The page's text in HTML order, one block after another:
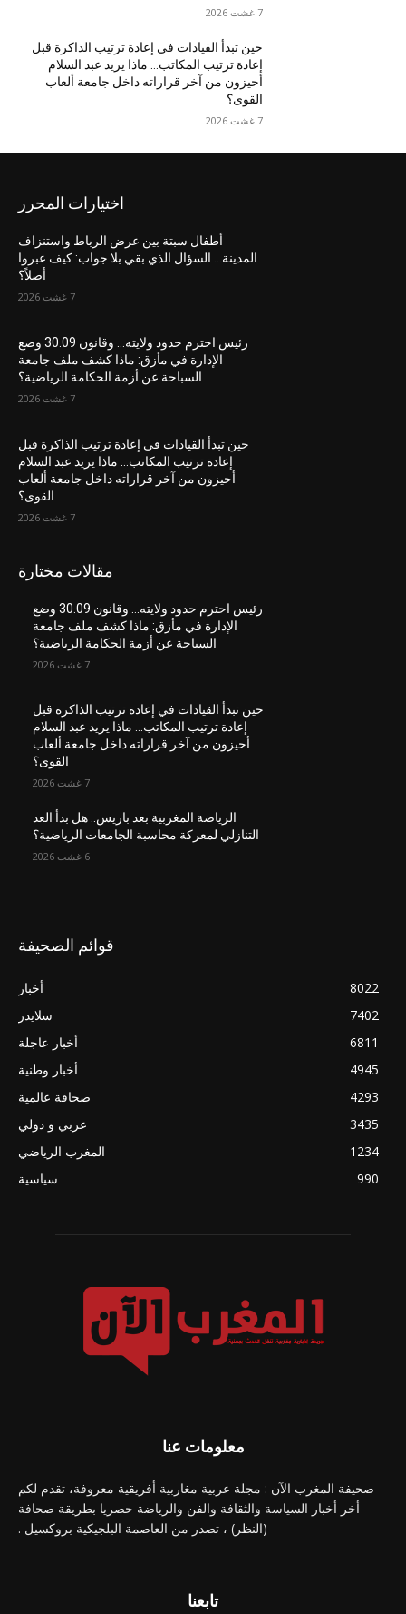
7 غشت 2026
حين تبدأ القيادات في إعادة ترتيب الذاكرة قبل
إعادة ترتيب المكاتب… ماذا يريد عبد السلام
أحيزون من آخر قراراته داخل جامعة ألعاب
القوى؟
7 غشت 2026
اختيارات المحرر
أطفال سبتة بين عرض الرباط واستنزاف
المدينة… السؤال الذي بقي بلا جواب: كيف عبروا
أصلاً؟
7 غشت 2026
رئيس احترم حدود ولايته… وقانون 30.09 وضع
الإدارة في مأزق: ماذا كشف ملف جامعة
السباحة عن أزمة الحكامة الرياضية؟
7 غشت 2026
حين تبدأ القيادات في إعادة ترتيب الذاكرة قبل
إعادة ترتيب المكاتب… ماذا يريد عبد السلام
أحيزون من آخر قراراته داخل جامعة ألعاب
القوى؟
7 غشت 2026
مقالات مختارة
رئيس احترم حدود ولايته… وقانون 30.09 وضع
الإدارة في مأزق: ماذا كشف ملف جامعة
السباحة عن أزمة الحكامة الرياضية؟
7 غشت 2026
حين تبدأ القيادات في إعادة ترتيب الذاكرة قبل
إعادة ترتيب المكاتب… ماذا يريد عبد السلام
أحيزون من آخر قراراته داخل جامعة ألعاب
القوى؟
7 غشت 2026
الرياضة المغربية بعد باريس.. هل بدأ العد
التنازلي لمعركة محاسبة الجامعات الرياضية؟
6 غشت 2026
قوائم الصحيفة
أخبار
8022
سلايدر
7402
أخبار عاجلة
6811
أخبار وطنية
4945
صحافة عالمية
4293
عربي و دولي
3435
المغرب الرياضي
1234
سياسية
990
معلومات عنا
صحيفة المغرب الآن : مجلة عربية مغاربية أفريقية معروفة، تقدم لكم
أخر أخبار السياسة والثقافة والفن والرياضة حصريا بطريقة صحافة
(النظر) ، تصدر من العاصمة البلجيكية بروكسيل .
تابعنا